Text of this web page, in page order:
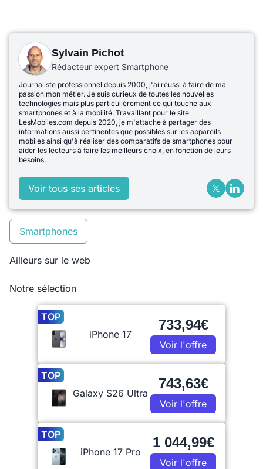
Sylvain Pichot
Rédacteur expert Smartphone
Journaliste professionnel depuis 2000, j'ai réussi à faire de ma
passion mon métier. Je suis curieux de toutes les nouvelles
technologies mais plus particulièrement ce qui touche aux
smartphones et à la mobilité. Travaillant pour le site
LesMobiles.com depuis 2020, je m'attache à partager des
informations aussi pertinentes que possibles sur les appareils
mobiles ainsi qu'à réaliser des comparatifs de smartphones pour
aider les lecteurs à faire les meilleurs choix, en fonction de leurs
besoins.
Voir tous ses articles
Smartphones
Ailleurs sur le web
Notre sélection
TOP
iPhone 17
733,94€
Voir l'offre
TOP
Galaxy S26 Ultra
743,63€
Voir l'offre
TOP
iPhone 17 Pro
1 044,99€
Voir l'offre